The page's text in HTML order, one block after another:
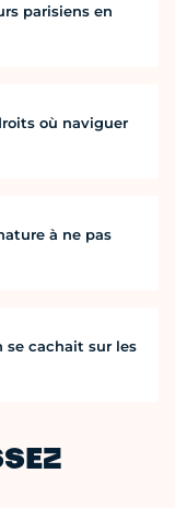
parisiens en
où naviguer
à ne pas
se cachait sur les